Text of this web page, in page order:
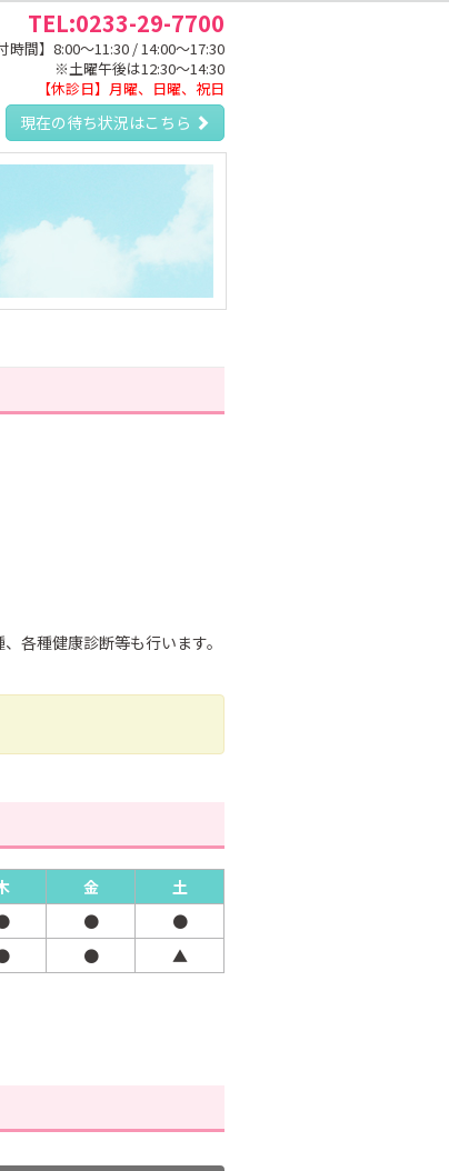
TEL:0233-29-7700
時間】8:00～11:30 / 14:00～17:30
※土曜午後は12:30～14:30
【休診日】月曜、日曜、祝日
現在の待ち状況はこちら
各種健康診断等も行います。
金
土
●
●
● ▲